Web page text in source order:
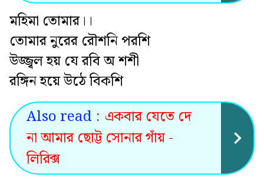
মহিমা তোমার।।
তোমার নুরের রৌশনি পরশি
উজ্জ্বল হয় যে রবি অ শশী
রঙ্গিন হয়ে উঠে বিকশি
Also read : একবার যেতে দে
না আমার ছোট্ট সোনার গাঁয় -
লিরিক্স